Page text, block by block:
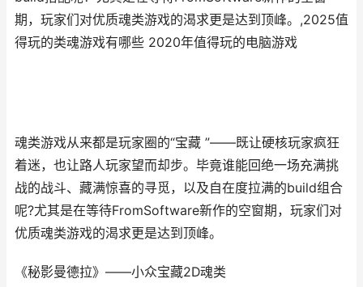
期，玩家们对优质魂类游戏的渴求更是达到顶峰。,2025值
得玩的类魂游戏有哪些 2020年值得玩的电脑游戏
魂类游戏从来都是玩家圈的“宝藏 ”——既让硬核玩家疯狂
着迷，也让路人玩家望而却步。毕竟谁能回绝一场充满挑
战的战斗、藏满惊喜的寻觅，以及自在度拉满的build组合
呢?尤其是在等待FromSoftware新作的空窗期，玩家们对
优质魂类游戏的渴求更是达到顶峰。
《秘影曼德拉》——小众宝藏2D魂类